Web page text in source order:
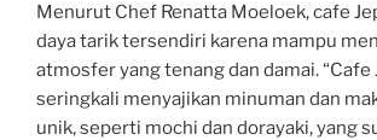
Menurut Chef Renatta Moeloek, cafe
daya tarik tersendiri karena mampu
atmosfer yang tenang dan damai. “Cafe
seringkali menyajikan minuman dan
unik, seperti mochi dan dorayaki, yang